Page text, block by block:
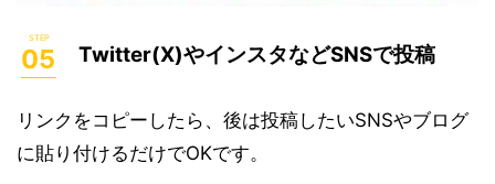
Twitter(X)やインスタなどSNSで投稿
リンクをコピーしたら、後は投稿したいSNSやブログ
に貼り付けるだけでOKです。